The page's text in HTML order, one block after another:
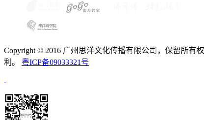
Copyright © 2016 广州思洋文化传播有限公司，保留所有权
利。 粤ICP备09033321号